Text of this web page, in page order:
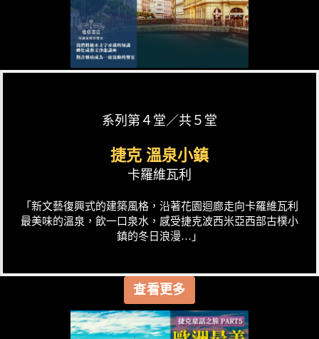
系列第４堂／共５堂
捷克 溫泉小鎮
卡羅維瓦利
「新文藝復興式的建築風格，沿著花園迴廊走向卡羅維瓦利
最美味的溫泉，飲一口泉水，感受捷克波西米亞西部古樸小
鎮的冬日浪漫…」
查看更多